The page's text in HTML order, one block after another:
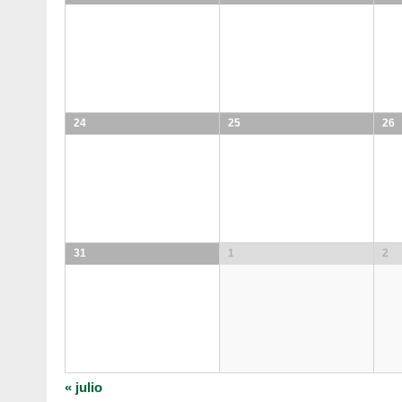
24 25 26
31 1 2
« julio